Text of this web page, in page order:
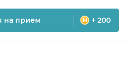
на прием + 200